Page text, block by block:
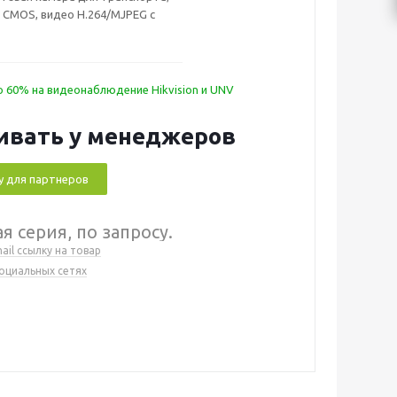
видео H.264/MJPEG с
при 25 Fps,
режим, режим «день/ночь».
BLC, ROI, аппаратная аналитика,
60% на видеонаблюдение Hikvision и UNV
у менеджеров
для партнеров
серия, по запросу.
ссылку на товар
сетях